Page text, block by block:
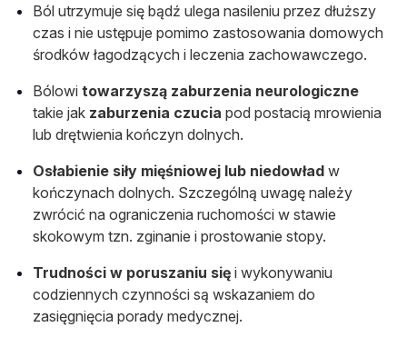
Ból utrzymuje się bądź ulega nasileniu przez dłuższy
czas i nie ustępuje pomimo zastosowania domowych
środków łagodzących i leczenia zachowawczego.
Bólowi towarzyszą zaburzenia neurologiczne
takie jak zaburzenia czucia pod postacią mrowienia
lub drętwienia kończyn dolnych.
Osłabienie siły mięśniowej lub niedowład w
kończynach dolnych. Szczególną uwagę należy
zwrócić na ograniczenia ruchomości w stawie
skokowym tzn. zginanie i prostowanie stopy.
Trudności w poruszaniu się i wykonywaniu
codziennych czynności są wskazaniem do
zasięgnięcia porady medycznej.